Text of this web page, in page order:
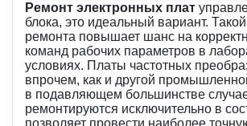
Ремонт электронных плат
блока, это идеальный вариант.
ремонта повышает шанс на
команд рабочих параметров в
условиях. Платы частотных
впрочем, как и другой
в подавляющем большинстве
ремонтируются исключительно в
позволяет провести наиболее